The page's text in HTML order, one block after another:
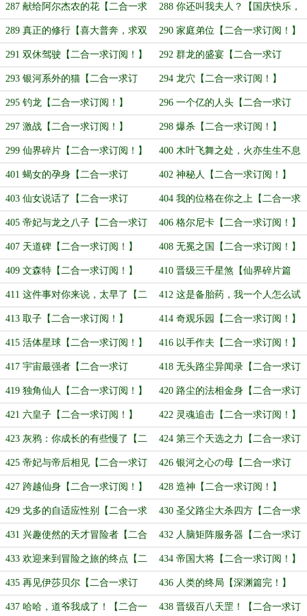
票！】
287 献给阿尔杰农的花【二合一求
月票！】
288 你还叫我夫人？【国庆快乐，
三合一求月票！】
289 真正的修行【喜大普奔，求双
倍月票！】
290 家庭弟位【二合一求订阅！】
291 双休驾驶【二合一求订阅！】 292 群龙的盛宴【二合一求订
阅！】
293 银河系外的猫【二合一求订
阅！】
294 龙穴【二合一求订阅！】
295 钓龙【二合一求订阅！】 296 一个亿的人头【二合一求订
阅！】
297 激战【二合一求订阅！】 298 爆杀【二合一求订阅！】
299 仙界碎片【二合一求订阅！】 400 木叶飞舞之处，火亦生生不息
【章序跃迁！】
401 蝎女的孕身【二合一求订
阅！】
402 神秘人【二合一求订阅！】
403 仙女说话了【二合一求订
阅！】
404 我的位格在你之上【二合一求
订阅！】
405 帝妃与龙之八子【二合一求订
阅！】
406 格尔尼卡【二合一求订阅！】
407 天道碑【二合一求订阅！】 408 无冕之国【二合一求订阅！】
409 文森特【二合一求订阅！】 410 晋级三千星煞【仙界碎片篇
完！】
411 这件事对你来说，太早了【二
合一求订阅！】
412 这是备胎药，我一个人怎么试
呢？【二合一求订阅！】
413 取子【二合一求订阅！】 414 奇观乐园【二合一求订阅！】
415 活体星球【二合一求订阅！】 416 以手作夫【二合一求订阅！】
417 宇宙最强者【二合一求订
阅！】
418 无头路尘异闻录【二合一求订
阅！】
419 独角仙人【二合一求订阅！】 420 路尘的法相金身【二合一求订
阅！】
421 六皇子【二合一求订阅！】 422 灵魂追击【二合一求订阅！】
423 灰鸦：你成长的有些慢了【二
合一求订阅！】
424 第三个天选之力【二合一求订
阅！】
425 帝妃与帝后相见【二合一求订
阅！】
426 银河之心の母【二合一求订
阅！】
427 跨越仙身【二合一求订阅！】 428 造神【二合一求订阅！】
429 戈多的自适应性别【二合一求
订阅！】
430 圣父路尘大杀四方【二合一求
订阅！】
431 兴趣使然的天才冒险者【二合
一求订阅！】
432 人脑矩阵服务器【二合一求订
阅！】
433 欢迎来到冒险之旅的终点【二
合一求订阅！】
434 帝国大将【二合一求订阅！】
435 再见伊莎贝尔【二合一求订
阅！】
436 人类的终局【深渊篇完！】
437 哈哈，道爷我成了！【二合一 438 晋级百八天罡！【二合一求订